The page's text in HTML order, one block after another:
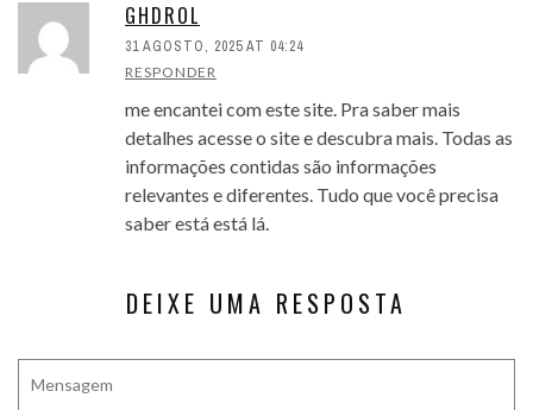
GHDROL
31 AGOSTO, 2025 AT 04:24
RESPONDER
me encantei com este site. Pra saber mais
detalhes acesse o site e descubra mais. Todas as
informações contidas são informações
relevantes e diferentes. Tudo que você precisa
saber está está lá.
DEIXE UMA RESPOSTA